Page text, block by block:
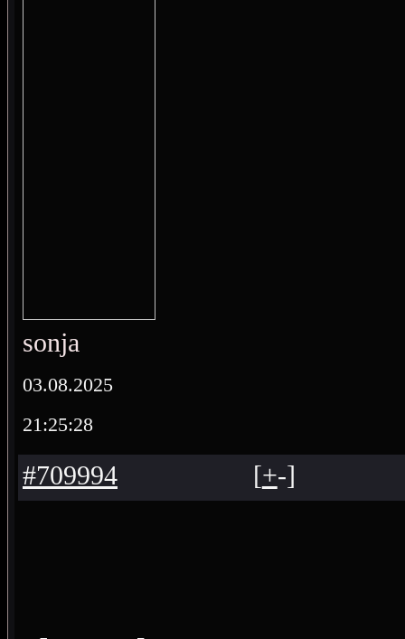
sonja
03.08.2025
21:25:28
#709994 [+-]